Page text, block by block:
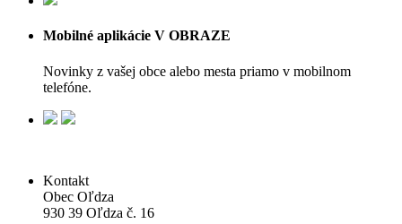
Mobilné aplikácie V OBRAZE
Novinky z vašej obce alebo mesta priamo v mobilnom
telefóne.
Kontakt
Obec Oľdza
930 39 Oľdza č. 16